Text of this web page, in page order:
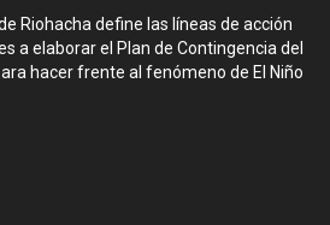
Riohacha define las líneas de acción
a elaborar el Plan de Contingencia del
hacer frente al fenómeno de El Niño